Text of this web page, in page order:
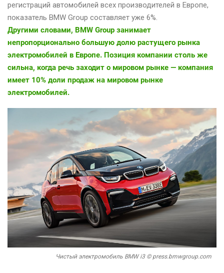
регистраций автомобилей всех производителей в Европе,
показатель BMW Group составляет уже 6%.
Другими словами, BMW Group занимает
непропорционально большую долю растущего рынка
электромобилей в Европе. Позиция компании столь же
сильна, когда речь заходит о мировом рынке — компания
имеет 10% доли продаж на мировом рынке
электромобилей.
Чистый электромобиль BMW i3 © press.bmwgroup.com